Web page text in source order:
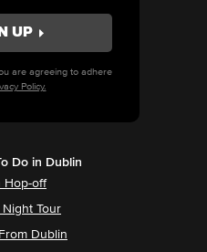
are agreeing to adhere
Policy.
Do in Dublin
Hop-off
Tour
Dublin